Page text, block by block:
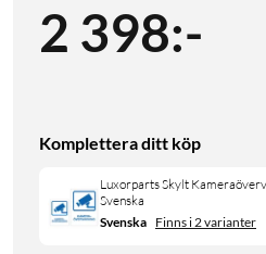
2 398:-
Komplettera ditt köp
Luxorparts Skylt
Svenska
Svenska Finns i 2 varianter